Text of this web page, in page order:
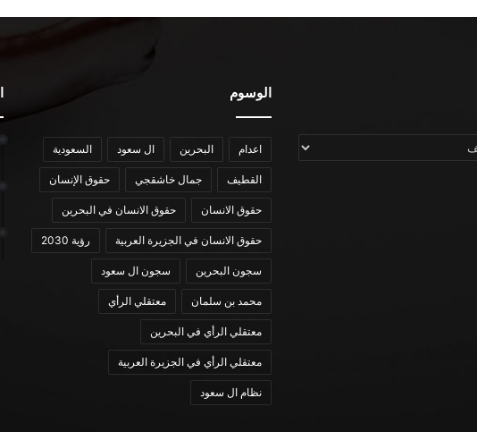
الوسوم
اعدام البحرين ال سعود السعودية
القطيف جمال خاشقجي حقوق الإنسان
حقوق الانسان حقوق الانسان في البحرين
حقوق الانسان في الجزيرة العربية رؤية 2030
سجون البحرين سجون ال سعود
محمد بن سلمان معتقلي الرأي
معتقلي الرأي في البحرين
معتقلي الرأي في الجزيرة العربية
نظام ال سعود